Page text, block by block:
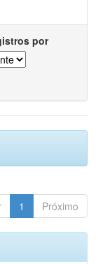
por
1 Próximo